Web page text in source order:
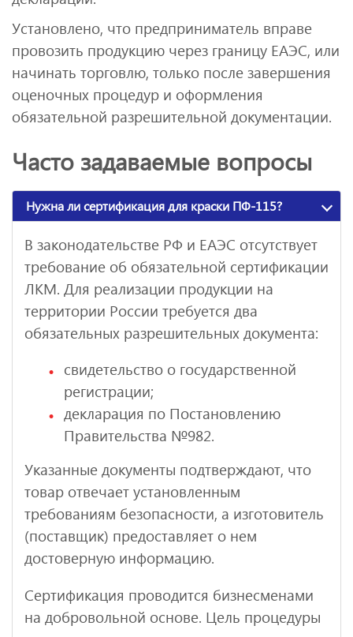
Установлено, что предприниматель вправе
провозить продукцию через границу ЕАЭС, или
начинать торговлю, только после завершения
оценочных процедур и оформления
обязательной разрешительной документации.
Часто задаваемые вопросы
Нужна ли сертификация для краски ПФ-115?
В законодательстве РФ и ЕАЭС отсутствует
требование об обязательной сертификации
ЛКМ. Для реализации продукции на
территории России требуется два
обязательных разрешительных документа:
свидетельство о государственной
регистрации;
декларация по Постановлению
Правительства №982.
Указанные документы подтверждают, что
товар отвечает установленным
требованиям безопасности, а изготовитель
(поставщик) предоставляет о нем
достоверную информацию.
Сертификация проводится бизнесменами
на добровольной основе. Цель процедуры